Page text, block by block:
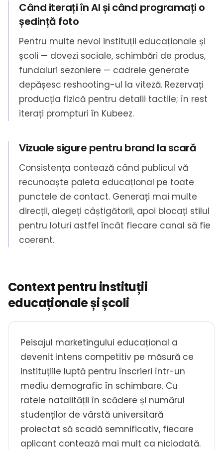
Când iterați în AI și când programați o
ședință foto
Pentru multe nevoi instituții educaționale și
școli — dovezi sociale, schimbări de produs,
fundaluri sezoniere — cadrele generate
depășesc reshooting-ul la viteză. Rezervați
producția fizică pentru detalii tactile; în rest
iterați prompturi în Kubeez.
Vizuale sigure pentru brand la scară
Consistența contează când publicul vă
recunoaște paleta educațional pe toate
punctele de contact. Generați mai multe
direcții, alegeți câștigătorii, apoi blocați stilul
pentru loturi astfel încât fiecare canal să fie
coerent.
Context pentru instituții
educaționale și școli
Peisajul marketingului educațional a
devenit intens competitiv pe măsură ce
instituțiile luptă pentru înscrieri într-un
mediu demografic în schimbare. Cu
ratele natalității în scădere și numărul
studenților de vârstă universitară
proiectat să scadă semnificativ, fiecare
aplicant contează mai mult ca niciodată.